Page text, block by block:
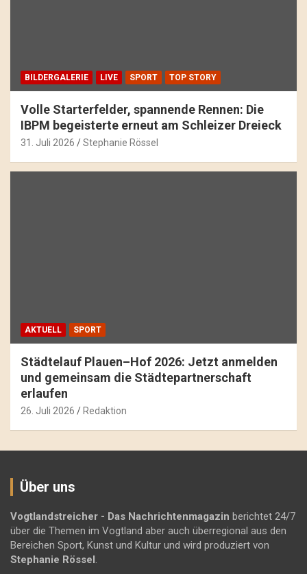
BILDERGALERIE LIVE SPORT TOP STORY
Volle Starterfelder, spannende Rennen: Die
IBPM begeisterte erneut am Schleizer Dreieck
31. Juli 2026 Stephanie Rössel
AKTUELL SPORT
Städtelauf Plauen–Hof 2026: Jetzt anmelden
und gemeinsam die Städtepartnerschaft
erlaufen
26. Juli 2026 Redaktion
Über uns
Vogtlandstreicher - Das Nachrichtenmagazin berichtet 24/7
über die Themen im Vogtland aber auch überregional aus den
Bereichen Sport, Kunst und Kultur und wird produziert von
Stephanie Rössel.